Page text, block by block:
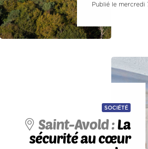
Publié le mercredi
SOCIÉTÉ
Saint-Avold :La
sécurité au cœur